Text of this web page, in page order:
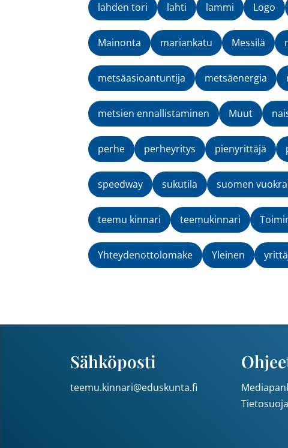
lahden tori lahti lammi Logo
Mainonta mariankatu Messilä
metsäasioantuntija metsäenergia
metsien ennallistaminen Muut
perhe perheyritys pienyrittäjä
speedway sukutila suomen
teemu kinnari teemukinnari
Yhteydenottolomake Yleinen
Sähköposti
teemu.kinnari@eduskunta.fi